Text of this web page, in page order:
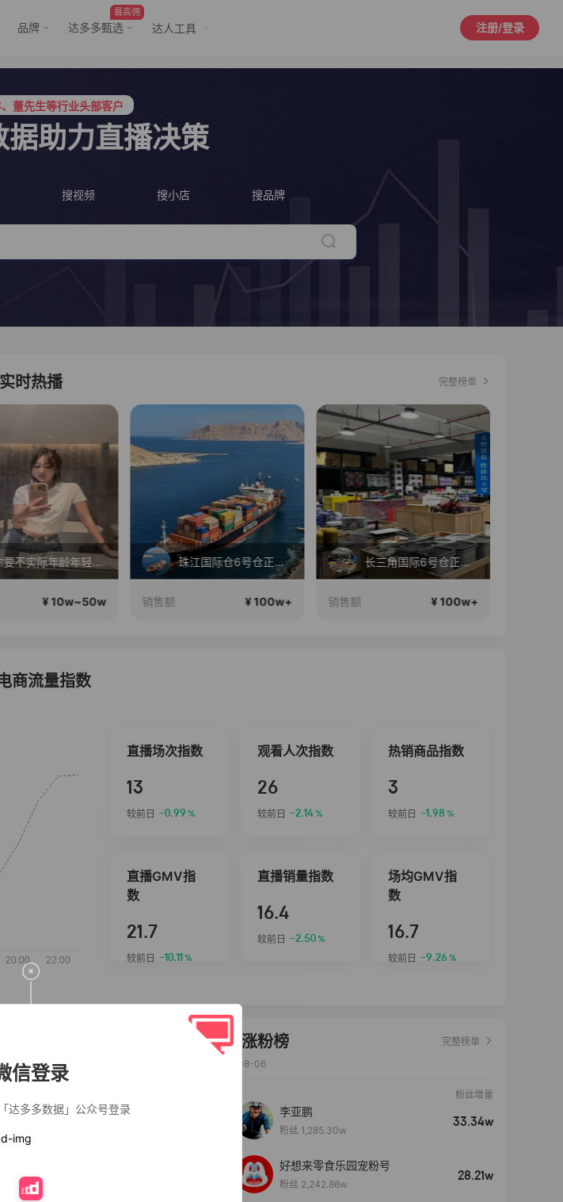
品牌
最高佣
达多多甄选 达人工具 注册/登录
信登录
达多多数据」公众号登录
董先生等行业头部客户
夫，年卡会员低至798/年
董先生等行业头部客户
据助力直播决策
搜视频 搜小店 搜品牌
实时热播 完整榜单
你要不实际年龄年轻才对
¥ 10w~50w
珠江国际仓6号仓正在直播
销售额 ¥ 100w+
长三角国际6号仓正在直播
销售额 ¥ 100w+
商流量指数
直播场次指数
13
较前日 -0.99 %
观看人次指数
26
较前日 -2.14%
热销商品指数
3
较前日 -1.98 %
直播GMV指
数
21.7
较前日 -10.11 %
直播销量指数
16.4
较前日 -2.50%
场均GMV指
数
16.7
较前日 -9.26 %
柔风
众秋
洗去
螨3倍
达人涨粉榜
完整榜单
2026-08-06
粉丝增量
李亚鹏
粉丝 1,285.30w
33.34w
好想来零食乐园宠粉号
粉丝 2,242.86w
28.21w